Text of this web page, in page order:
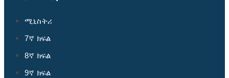
ሚኒስትሪ
7ኛ ክፍል
8ኛ ክፍል
9ኛ ክፍል